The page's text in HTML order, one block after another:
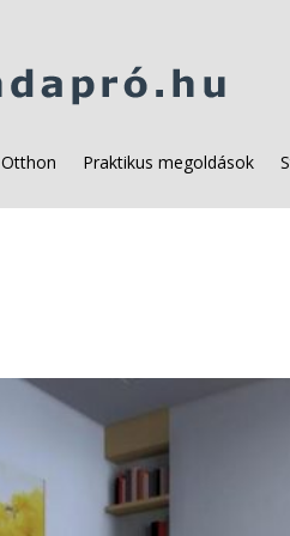
Otthon Praktikus megoldások